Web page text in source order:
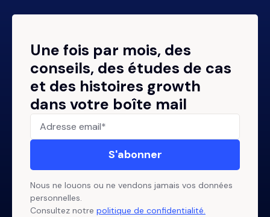
Une fois par mois, des
conseils, des études de cas
et des histoires growth
dans votre boîte mail
Nous ne louons ou ne vendons jamais vos données
personnelles.
Consultez notre politique de confidentialité.